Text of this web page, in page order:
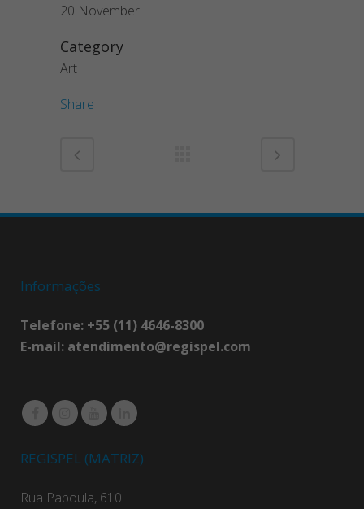
20 November
Category
Art
Share
Informações
Telefone: +55 (11) 4646-8300
E-mail: atendimento@regispel.com
REGISPEL (MATRIZ)
Rua Papoula, 610